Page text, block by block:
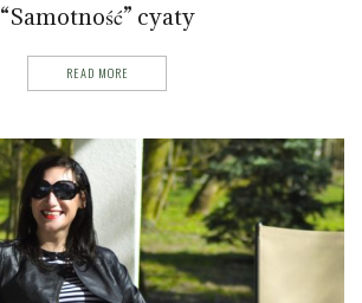
“Samotność” cyaty
READ MORE